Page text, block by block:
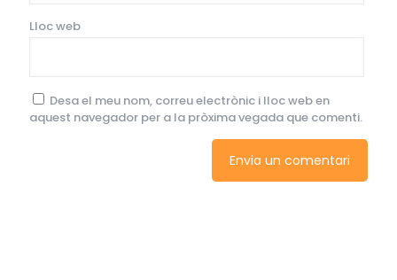
Lloc web
Desa el meu nom, correu electrònic i lloc web en
aquest navegador per a la pròxima vegada que comenti.